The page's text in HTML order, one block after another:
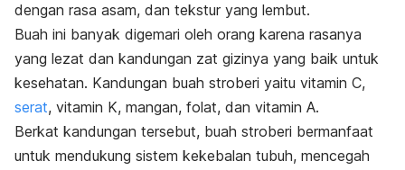
dengan rasa asam, dan tekstur yang lembut.
Buah ini banyak digemari oleh orang karena rasanya
yang lezat dan kandungan zat gizinya yang baik untuk
kesehatan. Kandungan buah stroberi yaitu vitamin C,
serat, vitamin K, mangan, folat, dan vitamin A.
Berkat kandungan tersebut, buah stroberi bermanfaat
untuk mendukung sistem kekebalan tubuh, mencegah